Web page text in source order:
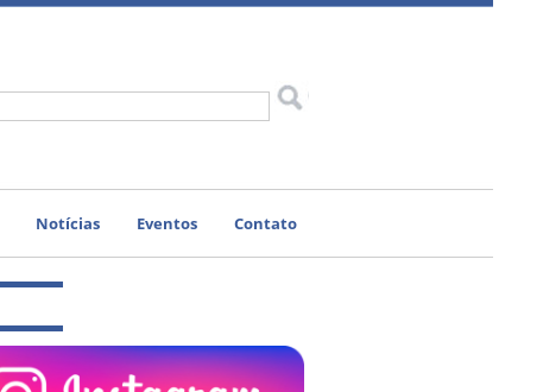
Notícias Eventos Contato